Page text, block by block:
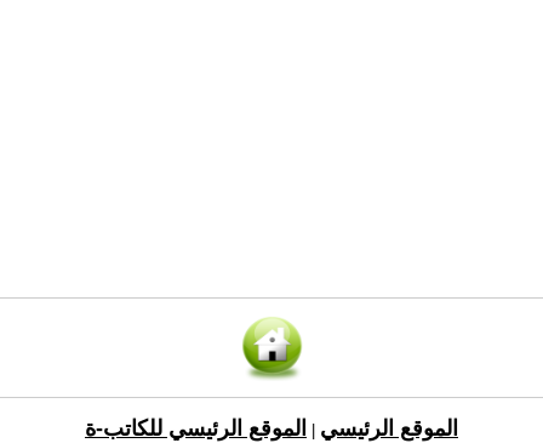
الموقع الرئيسي الموقع الرئيسي للكاتب-ة